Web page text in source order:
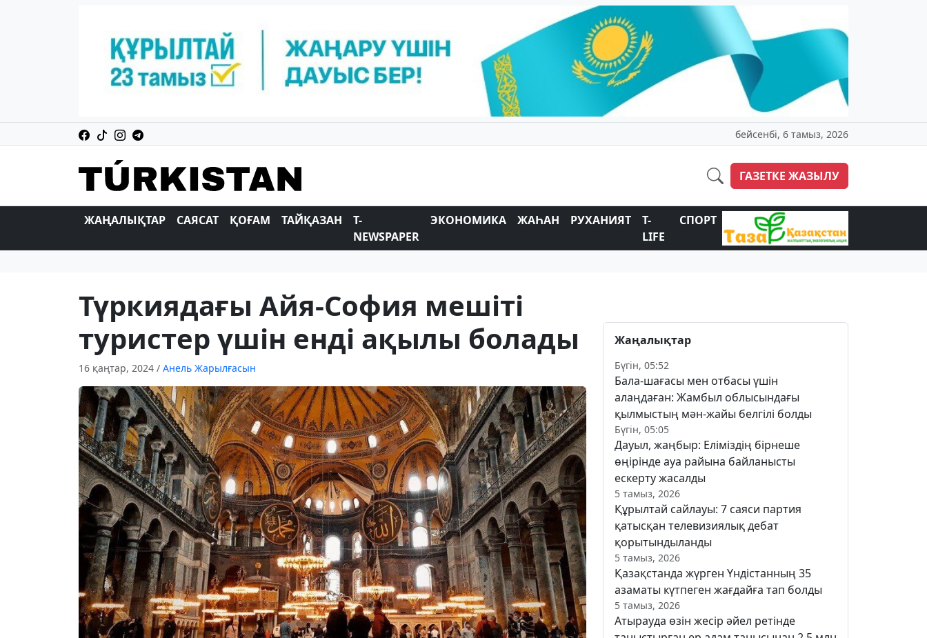
бейсенбі, 6 тамыз, 2026
ГАЗЕТКЕ ЖАЗЫЛУ
ЖАҢАЛЫҚТАР САЯСАТ ҚОҒАМ ТАЙҚАЗАН
T-
NEWSPAPER
ЭКОНОМИКА ЖАҺАН РУХАНИЯТ
T-
LIFE
СПОРТ
Түркиядағы Айя-София мешіті
туристер үшін енді ақылы болады
16 қаңтар, 2024 / Анель Жарылғасын
Жаңалықтар
Бүгін, 05:52
Бала-шағасы мен отбасы үшін
алаңдаған: Жамбыл облысындағы
қылмыстың мән-жайы белгілі болды
Бүгін, 05:05
Дауыл, жаңбыр: Еліміздің бірнеше
өңірінде ауа райына байланысты
ескерту жасалды
5 тамыз, 2026
Құрылтай сайлауы: 7 саяси партия
қатысқан телевизиялық дебат
қорытындыланды
5 тамыз, 2026
Қазақстанда жүрген Үндістанның 35
азаматы күтпеген жағдайға тап болды
5 тамыз, 2026
Атырауда өзін жесір әйел ретінде